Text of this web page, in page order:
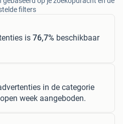
filters
is 76,7% beschikbaar
in de categorie
week aangeboden.